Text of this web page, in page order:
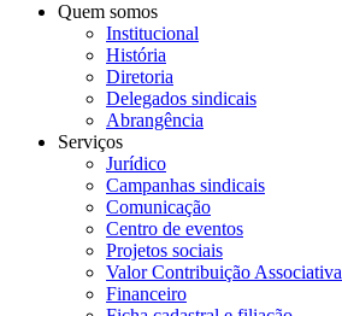
Quem somos
Institucional
História
Diretoria
Delegados sindicais
Abrangência
Serviços
Jurídico
Campanhas sindicais
Comunicação
Centro de eventos
Projetos sociais
Valor Contribuição Associativa
Financeiro